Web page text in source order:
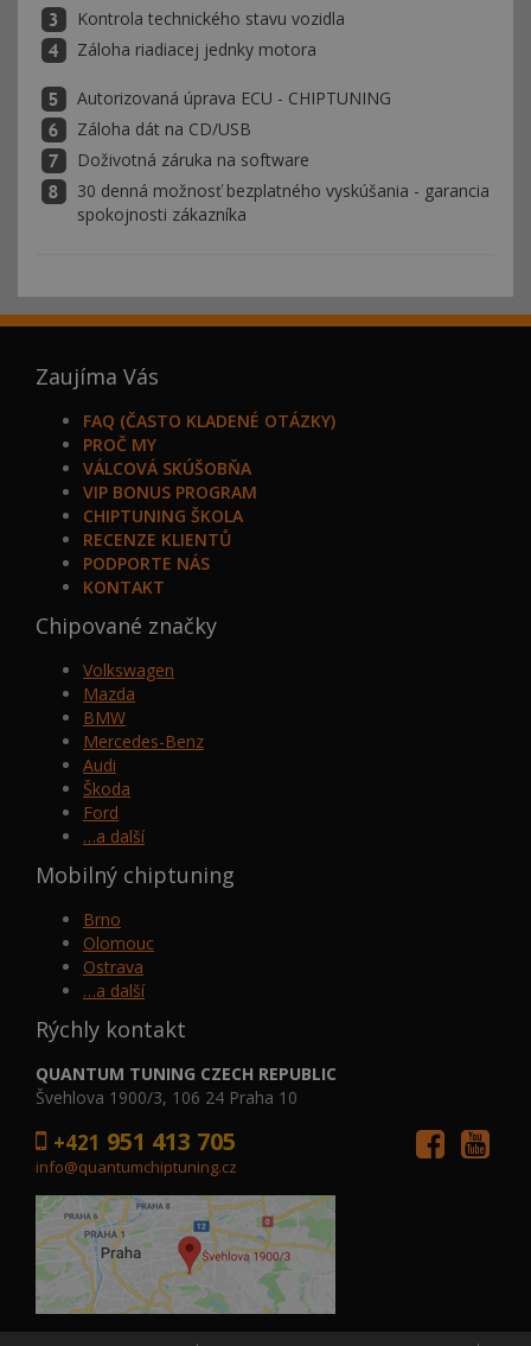
Kontrola technického stavu vozidla
Záloha riadiacej jednky motora
Autorizovaná úprava ECU - CHIPTUNING
Záloha dát na CD/USB
Doživotná záruka na software
30 denná možnosť bezplatného vyskúšania - garancia
spokojnosti zákazníka
Zaujíma Vás
FAQ (ČASTO KLADENÉ OTÁZKY)
PROČ MY
VÁLCOVÁ SKÚŠOBŇA
VIP BONUS PROGRAM
CHIPTUNING ŠKOLA
RECENZE KLIENTŮ
PODPORTE NÁS
KONTAKT
Chipované značky
Volkswagen
Mazda
BMW
Mercedes-Benz
Audi
Škoda
Ford
…a další
Mobilný chiptuning
Brno
Olomouc
Ostrava
…a další
Rýchly kontakt
QUANTUM TUNING CZECH REPUBLIC
Švehlova 1900/3, 106 24 Praha 10
+421 951 413 705
info@quantumchiptuning.cz